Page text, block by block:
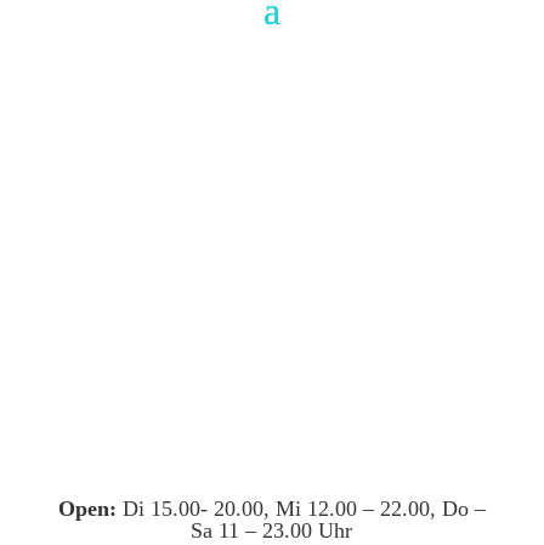
Open: Di 15.00- 20.00, Mi 12.00 – 22.00, Do –
Sa 11 – 23.00 Uhr